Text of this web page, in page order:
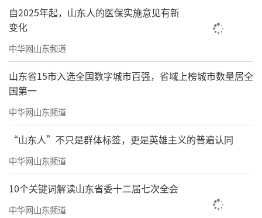
自2025年起，山东人的医保实施意见有新
变化
中华网山东频道
山东省15市入选全国数字城市百强，省域上榜城市数量居全
国第一
中华网山东频道
“山东人”不只是群体标签，更是英雄主义的普遍认同
中华网山东频道
10个关键词解读山东省委十二届七次全会
中华网山东频道